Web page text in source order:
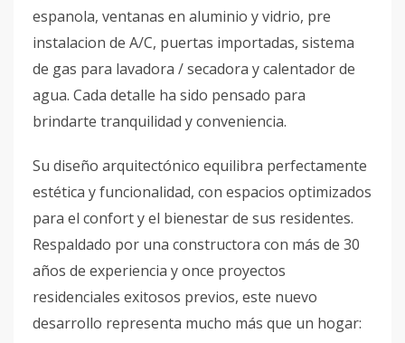
espanola, ventanas en aluminio y vidrio, pre
instalacion de A/C, puertas importadas, sistema
de gas para lavadora / secadora y calentador de
agua. Cada detalle ha sido pensado para
brindarte tranquilidad y conveniencia.
Su diseño arquitectónico equilibra perfectamente
estética y funcionalidad, con espacios optimizados
para el confort y el bienestar de sus residentes.
Respaldado por una constructora con más de 30
años de experiencia y once proyectos
residenciales exitosos previos, este nuevo
desarrollo representa mucho más que un hogar: